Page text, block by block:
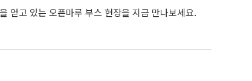
얻고 있는 오픈마루 부스 현장을 지금 만나보세요.